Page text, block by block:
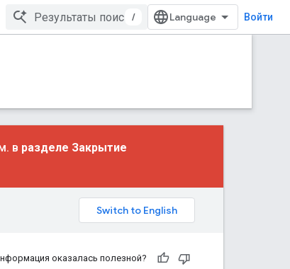
/ Войти
в разделе Закрытие
оказалась полезной?